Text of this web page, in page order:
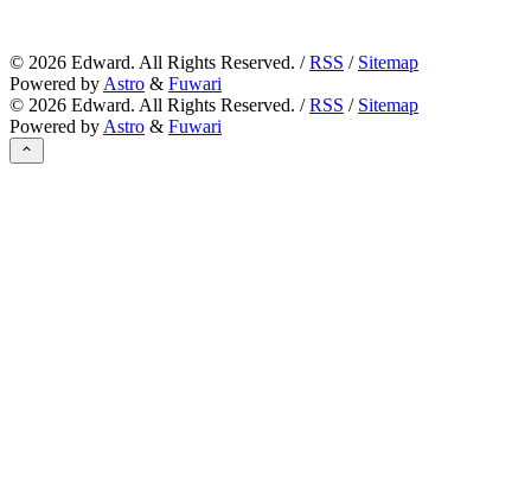
© 2026 Edward. All Rights Reserved. /RSS / Sitemap
Powered by Astro & Fuwari
© 2026 Edward. All Rights Reserved. /RSS / Sitemap
Powered by Astro & Fuwari